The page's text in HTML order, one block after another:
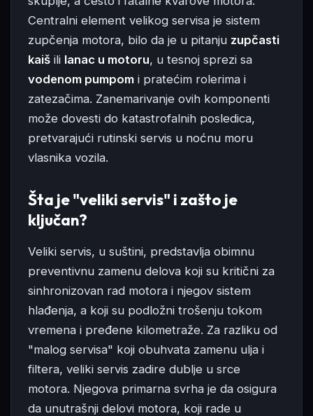
Centralni element velikog servisa je sistem
zupčenja motora, bilo da je u pitanju zupčasti
kaiš ili lanac u motoru, u tesnoj sprezi sa
vodenom pumpom i pratećim rolerima i
zatezačima. Zanemarivanje ovih komponenti
može dovesti do katastrofalnih posledica,
pretvarajući rutinski servis u noćnu moru
vlasnika vozila.
Šta je "veliki servis" i zašto je
ključan?
Veliki servis, u suštini, predstavlja obimnu
preventivnu zamenu delova koji su kritični za
sinhronizovan rad motora i njegov sistem
hlađenja, a koji su podložni trošenju tokom
vremena i pređene kilometraže. Za razliku od
"malog servisa" koji obuhvata zamenu ulja i
filtera, veliki servis zadire dublje u srce
motora. Njegova primarna svrha je da osigura
da unutrašnji delovi motora, koji rade u